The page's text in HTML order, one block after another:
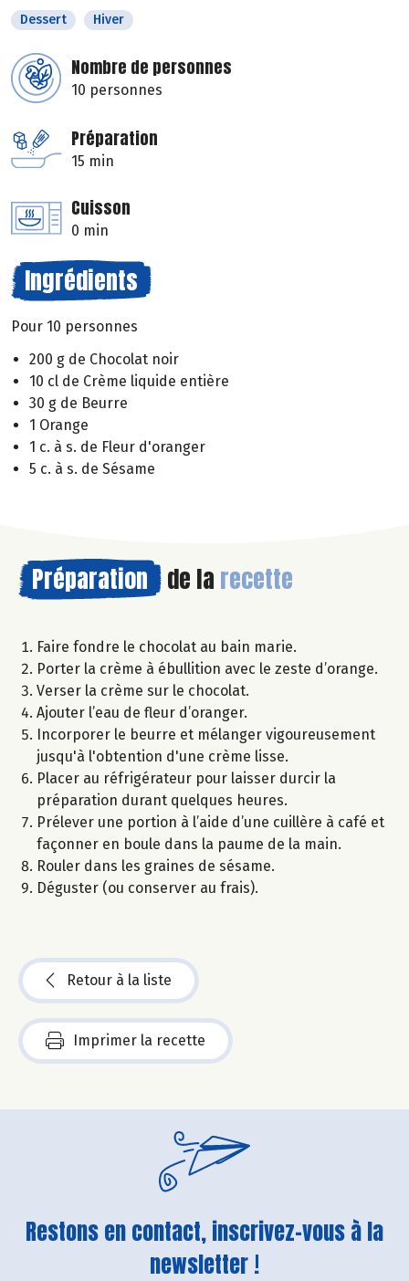
Dessert Hiver
Nombre de personnes
10 personnes
Préparation
15 min
Cuisson
0 min
Ingrédients
Pour 10 personnes
200 g de Chocolat noir
10 cl de Crème liquide entière
30 g de Beurre
1 Orange
1 c. à s. de Fleur d'oranger
5 c. à s. de Sésame
Préparation de la recette
Faire fondre le chocolat au bain marie.
Porter la crème à ébullition avec le zeste d’orange.
Verser la crème sur le chocolat.
Ajouter l’eau de fleur d’oranger.
Incorporer le beurre et mélanger vigoureusement
jusqu'à l'obtention d'une crème lisse.
Placer au réfrigérateur pour laisser durcir la
préparation durant quelques heures.
Prélever une portion à l’aide d’une cuillère à café et
façonner en boule dans la paume de la main.
Rouler dans les graines de sésame.
Déguster (ou conserver au frais).
Retour à la liste
Imprimer la recette
Restons en contact, inscrivez-vous à la
newsletter !